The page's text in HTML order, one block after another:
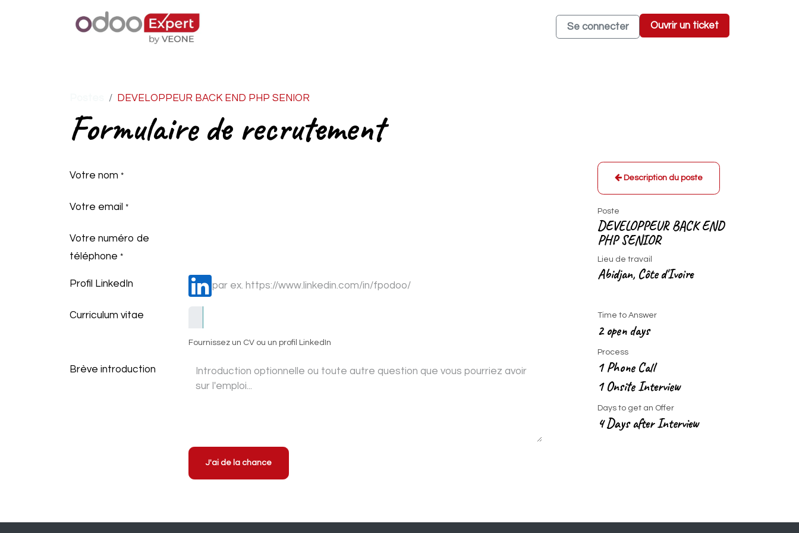
Les produits Odoo Expert
Se connecter Ouvrir un ticket
DEVELOPPEUR BACK END PHP SENIOR
Formulaire de recrutement
Votre nom *
Votre email *
Votre numéro de
téléphone *
Profil LinkedIn
Curriculum vitae
Fournissez un CV ou un profil LinkedIn
Brève introduction
J'ai de la chance
Description du poste
Poste
DEVELOPPEUR BACK END
PHP SENIOR
Lieu de travail
Abidjan, Côte d'Ivoire
Time to Answer
2 open days
Process
1 Phone Call
1 Onsite Interview
Days to get an Offer
4 Days after Interview